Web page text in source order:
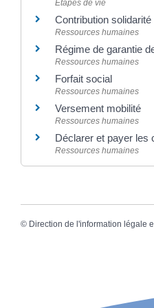
Étapes de vie
Contribution
Ressources humaines
Régime de garantie
Ressources humaines
Forfait social
Ressources humaines
Versement mobilité
Ressources humaines
Déclarer et payer les
Ressources humaines
© Direction de l'information légale